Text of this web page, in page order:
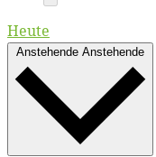
Heute
Anstehende Anstehende